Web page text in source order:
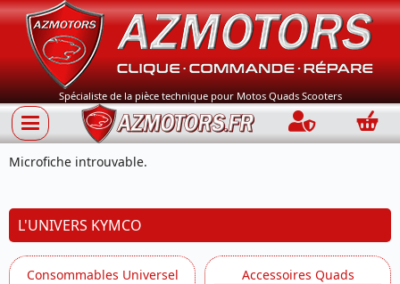
Spécialiste de la pièce technique pour Motos Quads Scooters
Connection
Microfiche introuvable.
L'UNIVERS KYMCO
Consommables Universel
Accessoires Quads